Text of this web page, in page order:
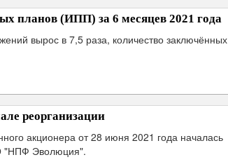
планов (ИПП) за 6 месяцев 2021 года
вырос в 7,5 раза, количество заключённых
реорганизации
акционера от 28 июня 2021 года началась
"НПФ Эволюция".